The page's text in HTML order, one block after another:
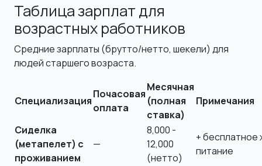
Таблица зарплат для
возрастных работников
Средние зарплаты (брутто/нетто, шекели) для
людей старшего возраста.
Специализация
Почасовая
оплата
Месячная
(полная
ставка)
Примечания
Сиделка
(метапелет) с
проживанием
—
8,000 -
12,000
(нетто)
+ бесплатное
питание